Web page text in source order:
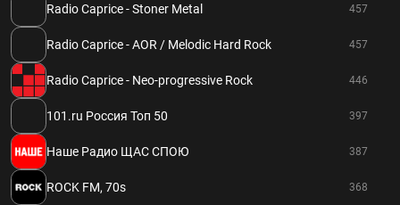
Radio Caprice - Stoner Metal 457
Radio Caprice - AOR / Melodic Hard Rock 457
Radio Caprice - Neo-progressive Rock 446
101.ru Россия Топ 50 397
Наше Радио ЩАС СПОЮ 387
ROCK FM, 70s 368